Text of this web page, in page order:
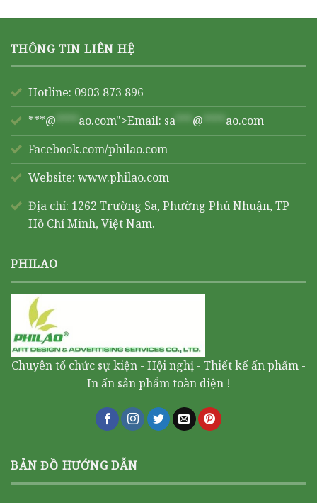
THÔNG TIN LIÊN HỆ
Hotline: 0903 873 896
***@ **** ao.com">Email: sa *** @ **** ao.com
Facebook.com/philao.com
Website: www.philao.com
Địa chỉ: 1262 Trường Sa, Phường Phú Nhuận, TP
Hồ Chí Minh, Việt Nam.
PHILAO
Chuyên tổ chức sự kiện - Hội nghị - Thiết kế ấn phẩm -
In ấn sản phẩm toàn diện !
BẢN ĐỒ HƯỚNG DẪN